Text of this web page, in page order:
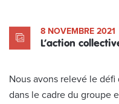
8 NOVEMBRE 2021
L’action
Nous avons relevé le
dans le cadre du groupe